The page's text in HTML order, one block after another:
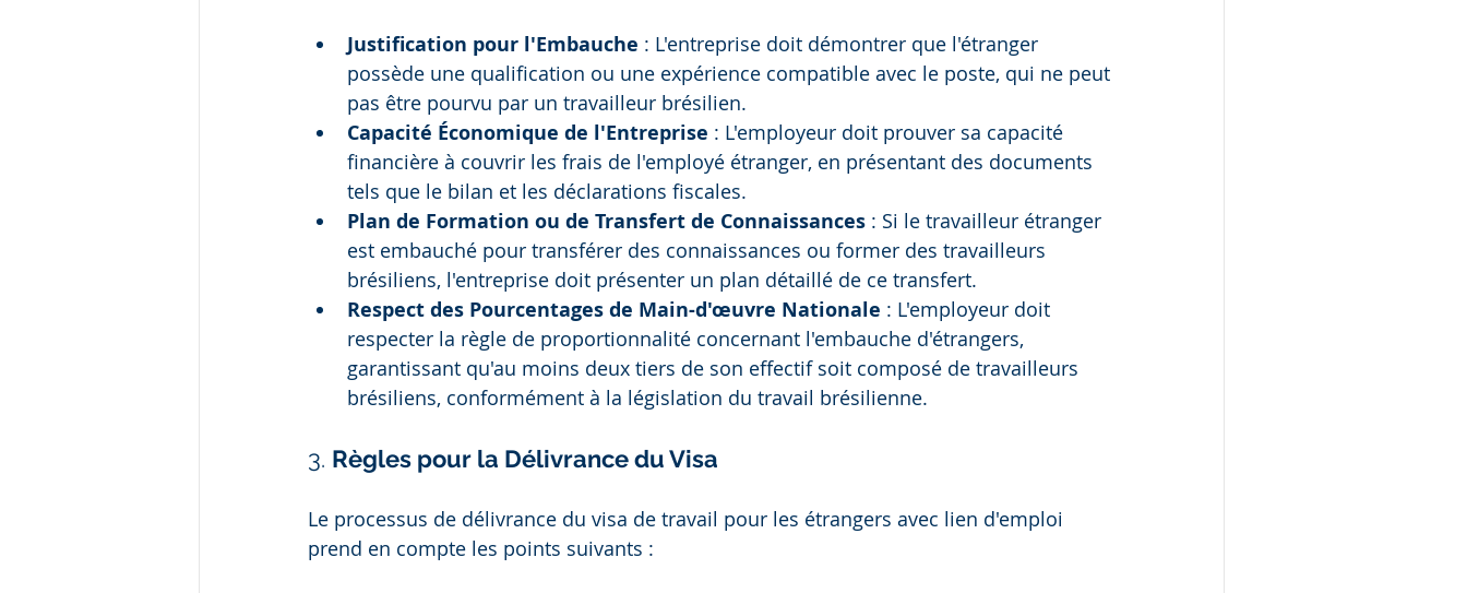
Justification pour l'Embauche : L'entreprise doit démontrer que l'étranger
possède une qualification ou une expérience compatible avec le poste, qui ne peut
pas être pourvu par un travailleur brésilien.
Capacité Économique de l'Entreprise : L'employeur doit prouver sa capacité
financière à couvrir les frais de l'employé étranger, en présentant des documents
tels que le bilan et les déclarations fiscales.
Plan de Formation ou de Transfert de Connaissances : Si le travailleur étranger
est embauché pour transférer des connaissances ou former des travailleurs
brésiliens, l'entreprise doit présenter un plan détaillé de ce transfert.
Respect des Pourcentages de Main-d'œuvre Nationale : L'employeur doit
respecter la règle de proportionnalité concernant l'embauche d'étrangers,
garantissant qu'au moins deux tiers de son effectif soit composé de travailleurs
brésiliens, conformément à la législation du travail brésilienne.
3. Règles pour la Délivrance du Visa
Le processus de délivrance du visa de travail pour les étrangers avec lien d'emploi
prend en compte les points suivants :